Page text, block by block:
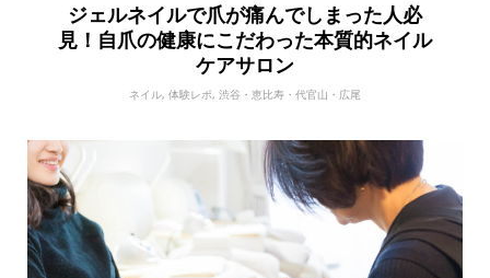
ジェルネイルで爪が痛んでしまった人必
見！自爪の健康にこだわった本質的ネイル
ケアサロン
ネイル, 体験レポ, 渋谷・恵比寿・代官山・広尾